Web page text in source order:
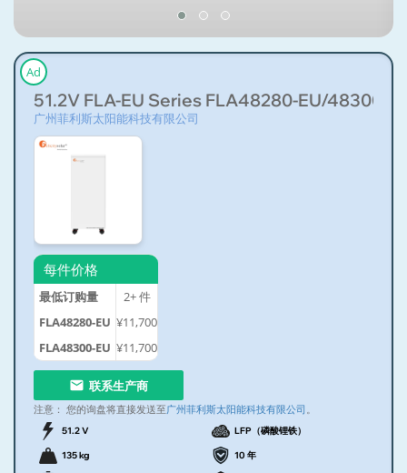
Ad
51.2V FLA-EU Series FLA48280-EU/48300-
广州菲利斯太阳能科技有限公司
每件价格
最低订购量 2+件
FLA48280-EU ¥11,700
FLA48300-EU ¥11,700
联系生产商
注意： 您的询盘将直接发送至广州菲利斯太阳能科技有限公司 。
51.2 V LFP（磷酸锂铁）
135 kg 10 年